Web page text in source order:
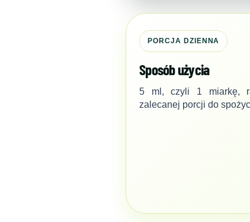
PORCJA DZIENNA
Sposób użycia
5 ml, czyli 1 miarkę,
zalecanej porcji do